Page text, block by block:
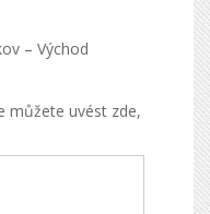
– Východ
můžete uvést zde,